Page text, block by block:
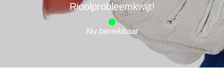
Rioolprobleemkwijt!
Nu bereikbaar